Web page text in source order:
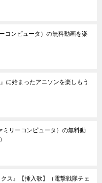
コンピュータ）の無料動画を楽
に始まったアニソンを楽しもう
ミリーコンピュータ）の無料動
クス』【挿入歌】（電撃戦隊チェ